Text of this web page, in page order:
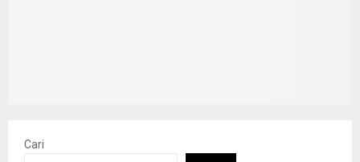
Cari